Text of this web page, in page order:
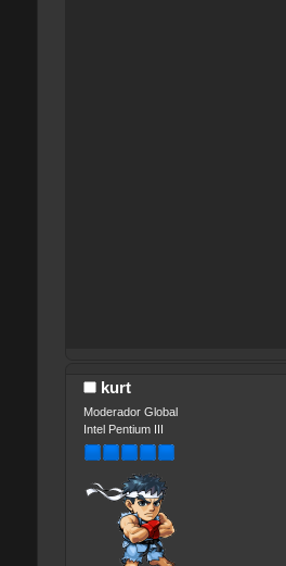
kurt
Moderador Global
Intel Pentium III